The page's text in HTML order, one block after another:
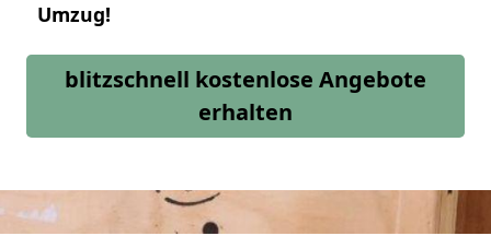
Umzug!
blitzschnell kostenlose Angebote
erhalten